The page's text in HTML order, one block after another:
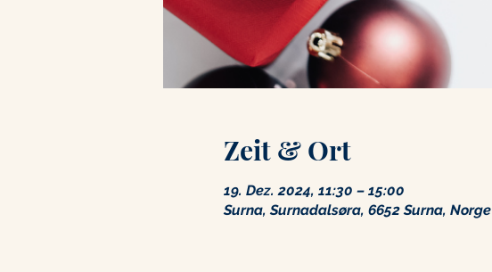
Zeit & Ort
19. Dez. 2024, 11:30 – 15:00
Surna, Surnadalsøra, 6652 Surna, Norge